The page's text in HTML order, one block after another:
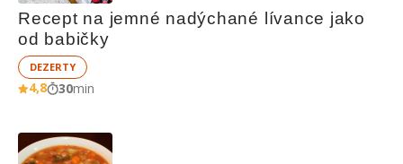
Recept na jemné nadýchané lívance jako
od babičky
DEZERTY
4,8 30min